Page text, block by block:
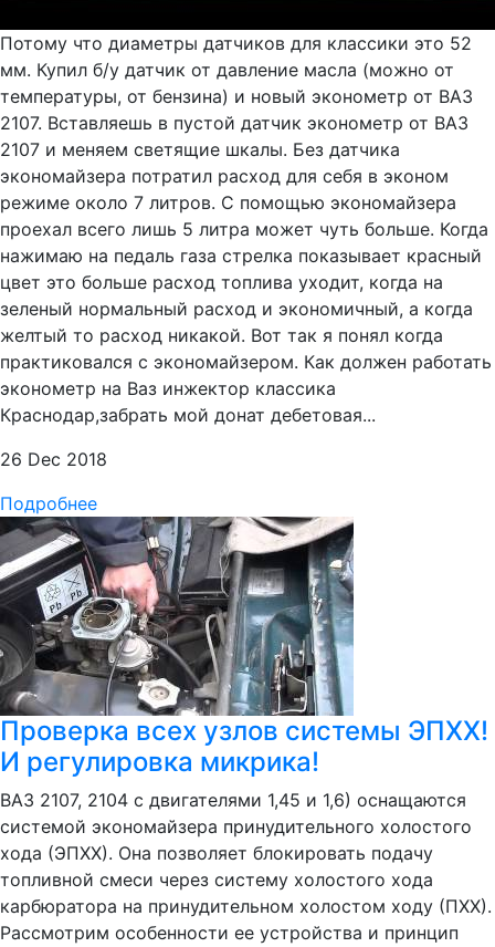
Потому что диаметры датчиков для классики это 52
мм. Купил б/у датчик от давление масла (можно от
температуры, от бензина) и новый эконометр от ВАЗ
2107. Вставляешь в пустой датчик эконометр от ВАЗ
2107 и меняем светящие шкалы. Без датчика
экономайзера потратил расход для себя в эконом
режиме около 7 литров. С помощью экономайзера
проехал всего лишь 5 литра может чуть больше. Когда
нажимаю на педаль газа стрелка показывает красный
цвет это больше расход топлива уходит, когда на
зеленый нормальный расход и экономичный, а когда
желтый то расход никакой. Вот так я понял когда
практиковался с экономайзером. Как должен работать
эконометр на Ваз инжектор классика
Краснодар,забрать мой донат дебетовая...
26 Dec 2018
Подробнее
Проверка всех узлов системы ЭПХХ!
И регулировка микрика!
ВАЗ 2107, 2104 с двигателями 1,45 и 1,6) оснащаются
системой экономайзера принудительного холостого
хода (ЭПХХ). Она позволяет блокировать подачу
топливной смеси через систему холостого хода
карбюратора на принудительном холостом ходу (ПХХ).
Рассмотрим особенности ее устройства и принцип